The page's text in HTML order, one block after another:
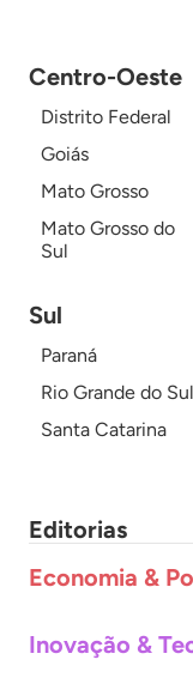
Centro-Oeste
Distrito Federal
Goiás
Mato Grosso
Mato Grosso do
Sul
Sul
Paraná
Rio Grande do Sul
Santa Catarina
Editorias
Economia &
Inovação &